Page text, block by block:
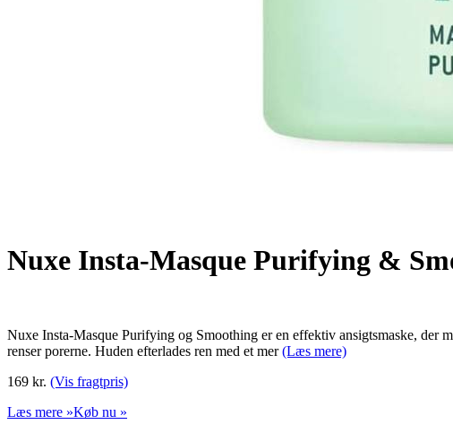
Nuxe Insta-Masque Purifying &
Nuxe Insta-Masque Purifying og Smoothing er en effektiv ansigtsmaske, der
renser porerne. Huden efterlades ren med et mer(Læs mere)
169 kr. (Vis fragtpris)
Læs mere »Køb nu »